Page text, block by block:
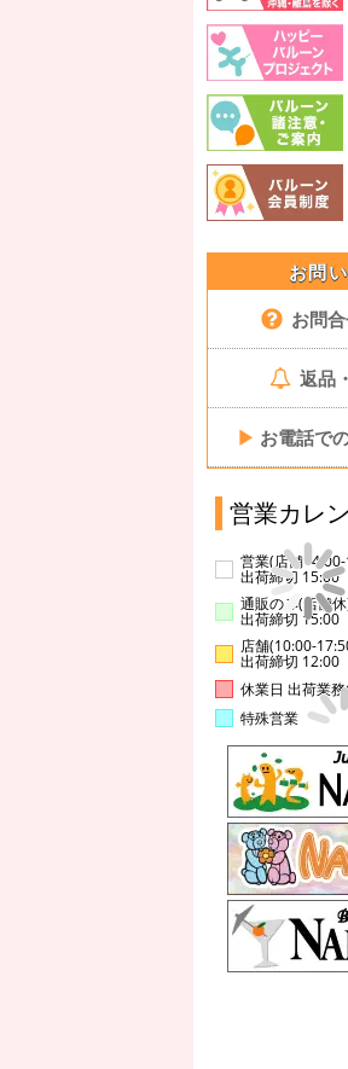
お問
お問
返品
▶ お電話で
営業カレ
営業(店舗
出荷締切 15:00
通販のみ(店舗
出荷締切 15:00
店舗(10:00-
出荷締切 12:00
休業日 出荷業務
特殊営業